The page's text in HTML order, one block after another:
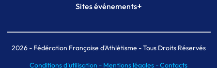
Plateforme Formation
Sites événements+
Meeting de Paris indoor
MAIF Ekiden de Paris
2026- Fédération Française d'Athlétisme - Tous Droits Réservés
Conditions d'utilisation - Mentions légales -Contacts